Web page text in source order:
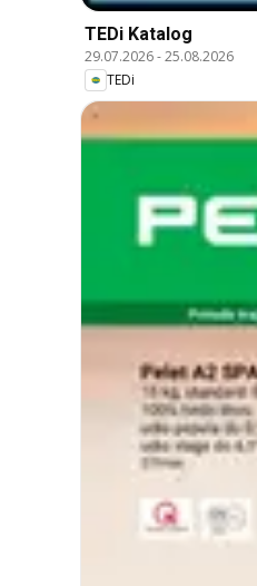
TEDi Katalog
29.07.2026-25.08.2026
TEDi